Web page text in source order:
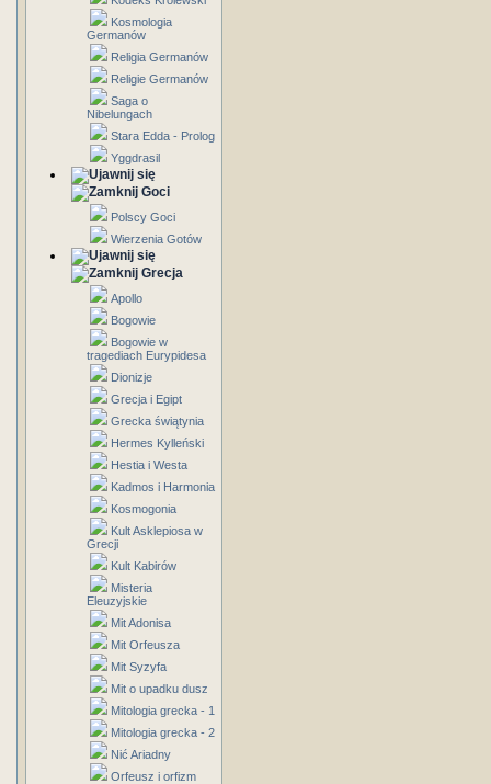
Kosmologia
Germanów
Religia Germanów
Religie Germanów
Saga o
Nibelungach
Stara Edda - Prolog
Yggdrasil
Goci
Polscy Goci
Wierzenia Gotów
Grecja
Apollo
Bogowie
Bogowie w
tragediach Eurypidesa
Dionizje
Grecja i Egipt
Grecka świątynia
Hermes Kylleński
Hestia i Westa
Kadmos i Harmonia
Kosmogonia
Kult Asklepiosa w
Grecji
Kult Kabirów
Misteria
Eleuzyjskie
Mit Adonisa
Mit Orfeusza
Mit Syzyfa
Mit o upadku dusz
Mitologia grecka - 1
Mitologia grecka - 2
Nić Ariadny
Orfeusz i orfizm